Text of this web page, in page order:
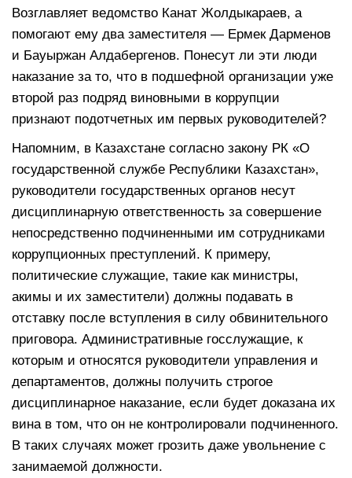
Возглавляет ведомство Канат Жолдыкараев, а
помогают ему два заместителя — Ермек Дарменов
и Бауыржан Алдабергенов. Понесут ли эти люди
наказание за то, что в подшефной организации уже
второй раз подряд виновными в коррупции
признают подотчетных им первых руководителей?
Напомним, в Казахстане согласно закону РК «О
государственной службе Республики Казахстан»,
руководители государственных органов несут
дисциплинарную ответственность за совершение
непосредственно подчиненными им сотрудниками
коррупционных преступлений. К примеру,
политические служащие, такие как министры,
акимы и их заместители) должны подавать в
отставку после вступления в силу обвинительного
приговора. Административные госслужащие, к
которым и относятся руководители управления и
департаментов, должны получить строгое
дисциплинарное наказание, если будет доказана их
вина в том, что он не контролировали подчиненного.
В таких случаях может грозить даже увольнение с
занимаемой должности.